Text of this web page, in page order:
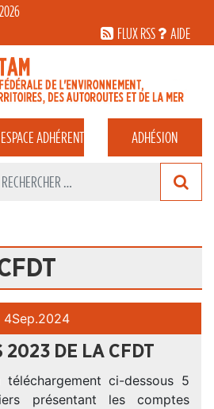
FLUX RSS
AIDE
ESPACEADHÉRENT ADHÉSION
4Sep.2024
2023 DE LA CFDT
ci-dessous 5
présentant les comptes